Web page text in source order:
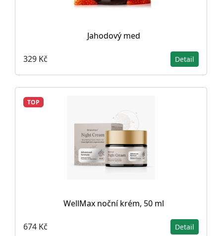
Jahodový med
329 Kč Detail
TOP
WellMax noční krém, 50 ml
674 Kč Detail